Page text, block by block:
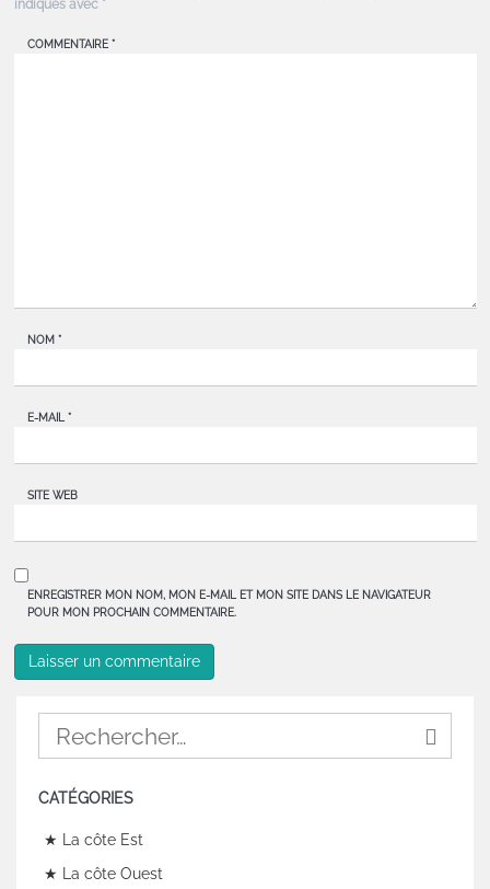
indiqués avec *
COMMENTAIRE *
NOM *
E-MAIL *
SITE WEB
ENREGISTRER MON NOM, MON E-MAIL ET MON SITE DANS LE NAVIGATEUR
POUR MON PROCHAIN COMMENTAIRE.
CATÉGORIES
★ La côte Est
★ La côte Ouest